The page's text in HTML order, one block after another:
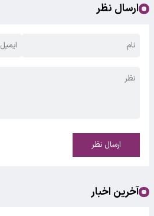
ارسال نظر
ارسال نظر
آخرین اخبار